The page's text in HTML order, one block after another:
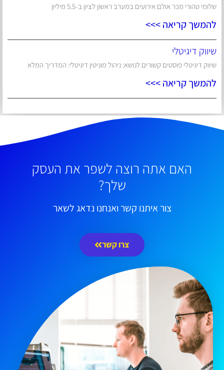
שלומי טהורי מכר אולם אירועים במערב ראשון לציון ב-5.5 מיליון
להמשך קריאה >>>
שיווק דיגיטלי
שיווק דיגיטלי פוסטים קשורים לנושא: ניהול מוניטין דיגיטלי: המדריך המלא
להמשך קריאה >>>
האם אתה רוצה לשפר את העסק
שלך?
צור איתנו קשר ואנחנו נדאג לשאר
צרו קשר